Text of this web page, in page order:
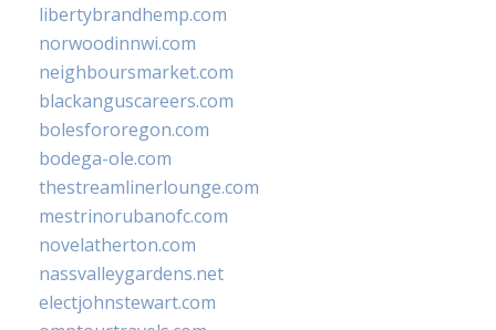
libertybrandhemp.com
norwoodinnwi.com
neighboursmarket.com
blackanguscareers.com
bolesfororegon.com
bodega-ole.com
thestreamlinerlounge.com
mestrinorubanofc.com
novelatherton.com
nassvalleygardens.net
electjohnstewart.com